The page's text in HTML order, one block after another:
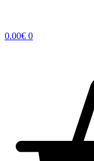
0.00€ 0